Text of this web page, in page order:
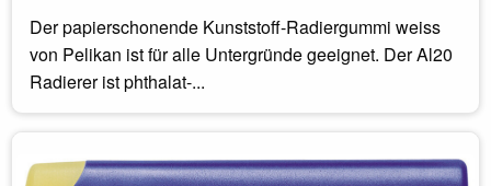
Der papierschonende Kunststoff-Radiergummi weiss
von Pelikan ist für alle Untergründe geeignet. Der Al20
Radierer ist phthalat-...